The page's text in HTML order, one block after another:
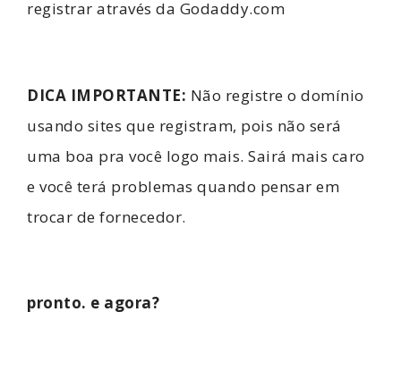
registrar através da Godaddy.com
DICA IMPORTANTE: Não registre o domínio
usando sites que registram, pois não será
uma boa pra você logo mais. Sairá mais caro
e você terá problemas quando pensar em
trocar de fornecedor.
pronto. e agora?